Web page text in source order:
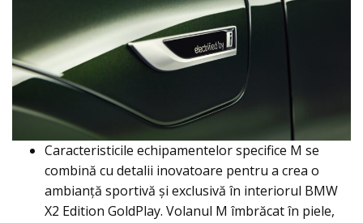
Caracteristicile echipamentelor specifice M se
combină cu detalii inovatoare pentru a crea o
ambianţă sportivă şi exclusivă în interiorul BMW
X2 Edition GoldPlay. Volanul M îmbrăcat în piele,